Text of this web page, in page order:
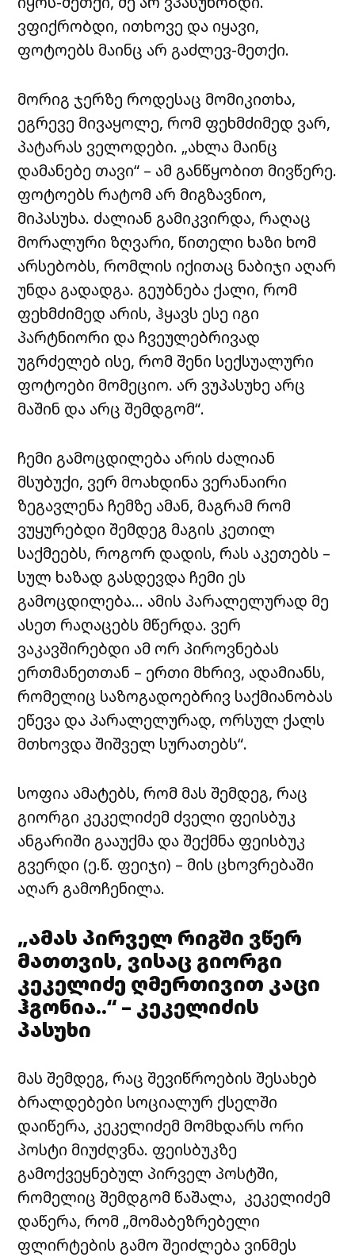
ვფიქრობდი, ითხოვე და იყავი,
ფოტოებს მაინც არ გაძლევ-მეთქი.
მორიგ ჯერზე როდესაც მომიკითხა,
ეგრევე მივაყოლე, რომ ფეხმძიმედ ვარ,
პატარას ველოდები. „ახლა მაინც
დამანებე თავი“ – ამ განწყობით მივწერე.
ფოტოებს რატომ არ მიგზავნიო,
მიპასუხა. ძალიან გამიკვირდა, რაღაც
მორალური ზღვარი, წითელი ხაზი ხომ
არსებობს, რომლის იქითაც ნაბიჯი აღარ
უნდა გადადგა. გეუბნება ქალი, რომ
ფეხმძიმედ არის, ჰყავს ესე იგი
პარტნიორი და ჩვეულებრივად
უგრძელებ ისე, რომ შენი სექსუალური
ფოტოები მომეციო. არ ვუპასუხე არც
მაშინ და არც შემდგომ“.
ჩემი გამოცდილება არის ძალიან
მსუბუქი, ვერ მოახდინა ვერანაირი
ზეგავლენა ჩემზე ამან, მაგრამ რომ
ვუყურებდი შემდეგ მაგის კეთილ
საქმეებს, როგორ დადის, რას აკეთებს –
სულ ხაზად გასდევდა ჩემი ეს
გამოცდილება… ამის პარალელურად მე
ასეთ რაღაცებს მწერდა. ვერ
ვაკავშირებდი ამ ორ პიროვნებას
ერთმანეთთან – ერთი მხრივ, ადამიანს,
რომელიც საზოგადოებრივ საქმიანობას
ეწევა და პარალელურად, ორსულ ქალს
მთხოვდა შიშველ სურათებს“.
სოფია ამატებს, რომ მას შემდეგ, რაც
გიორგი კეკელიძემ ძველი ფეისბუკ
ანგარიში გააუქმა და შექმნა ფეისბუკ
გვერდი (ე.წ. ფეიჯი) – მის ცხოვრებაში
აღარ გამოჩენილა.
„ამას პირველ რიგში ვწერ
მათთვის, ვისაც გიორგი
კეკელიძე ღმერთივით კაცი
ჰგონია..“ – კეკელიძის
პასუხი
მას შემდეგ, რაც შევიწროების შესახებ
ბრალდებები სოციალურ ქსელში
დაიწერა, კეკელიძემ მომხდარს ორი
პოსტი მიუძღვნა. ფეისბუკზე
გამოქვეყნებულ პირველ პოსტში,
რომელიც შემდგომ წაშალა, კეკელიძემ
დაწერა, რომ „მომაბეზრებელი
ფლირტების გამო შეიძლება ვინმეს